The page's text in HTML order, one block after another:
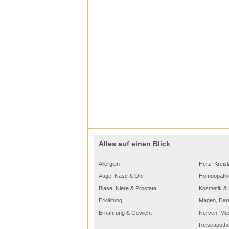
HP-
Wie
Alles auf einen Blick
Allergien
Auge, Nase & Ohr
Blase, Niere & Prostata
Erkältung
Ernährung & Gewicht
Herz,
Kosmetik &
Magen,
Nerven,